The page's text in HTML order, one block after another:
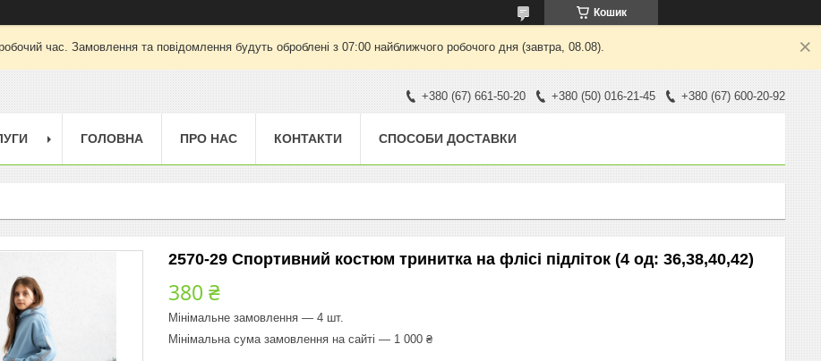
Кошик
час. Замовлення та повідомлення будуть оброблені з 07:00 найближчого робочого дня (завтра, 08.08).
+380 (67) 661-50-20 +380 (50) 016-21-45 +380 (67) 600-20-92
ГОЛОВНА ПРО НАС КОНТАКТИ СПОСОБИ ДОСТАВКИ
2570-29 Спортивний костюм тринитка на флісі підліток (4 од: 36,38,40,42)
380 ₴
Мінімальне замовлення — 4 шт.
Мінімальна сума замовлення на сайті — 1 000 ₴